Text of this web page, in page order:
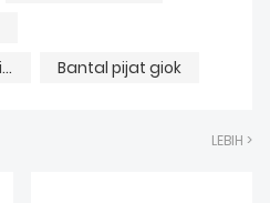
bantalan kursi pijat shiatsu
Bantal pijat giok
LEBIH >